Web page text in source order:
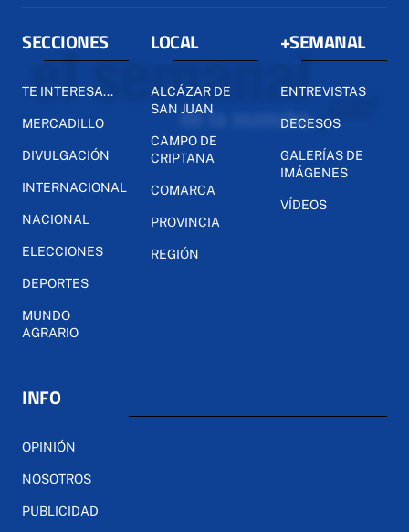
SECCIONES
TE INTERESA...
MERCADILLO
DIVULGACIÓN
INTERNACIONAL
NACIONAL
ELECCIONES
DEPORTES
MUNDO
AGRARIO
LOCAL
ALCÁZAR DE
SAN JUAN
CAMPO DE
CRIPTANA
COMARCA
PROVINCIA
REGIÓN
+SEMANAL
ENTREVISTAS
DECESOS
GALERÍAS DE
IMÁGENES
VÍDEOS
INFO
OPINIÓN
NOSOTROS
PUBLICIDAD